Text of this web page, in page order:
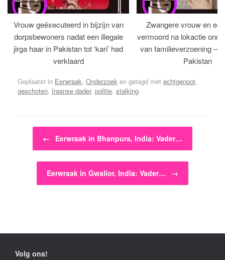
Vrouw geëxecuteerd in bijzijn van
dorpsbewoners nadat een illegale
jirga haar in Pakistan tot ‘kari’ had
verklaard
Zwangere vrouw en
vermoord na lokactie
van familieverzoening –
Pakistan
Geplaatst in Eerwraak, Onderzoek en getagd met echtgenoot,
geschoten, Iraanse dader, politie, stalking.
Bericht navigatie
← Eerwraak in Bhanpura, India: Vader…
Eerwraak in Gwalior, India: Vader… →
Volg ons!